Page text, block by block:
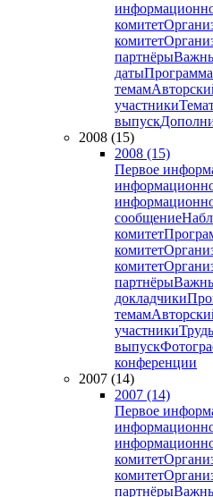
комитет
комитет
партнёры
датыПрограмма
темам
участники
выпуск
2008 (15)
2008 (15)
Первое
сообщение
комитет
комитет
комитет
партнёры
докладчики
темам
участники
выпуск
конференции
2007 (14)
2007 (14)
Первое
комитет
комитет
партнёры